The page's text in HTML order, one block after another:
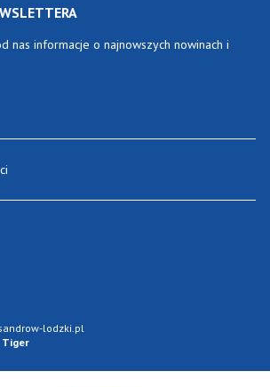
nas informacje o najnowszych nowinach i
lodzki.pl
Tiger